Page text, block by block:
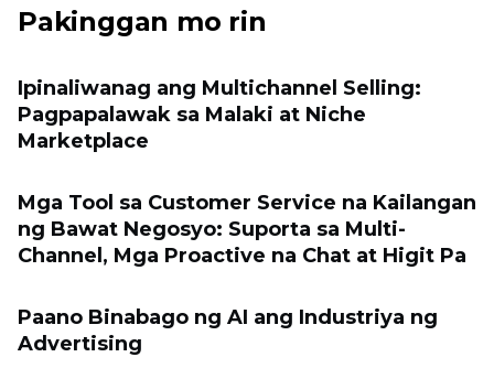
Pakinggan mo rin
Ipinaliwanag ang Multichannel Selling:
Pagpapalawak sa Malaki at Niche
Marketplace
Mga Tool sa Customer Service na Kailangan
ng Bawat Negosyo: Suporta sa Multi-
Channel, Mga Proactive na Chat at Higit Pa
Paano Binabago ng AI ang Industriya ng
Advertising